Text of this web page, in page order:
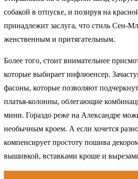
собакой в отпуске, и позируя на
принадлежит заслуга, что стиль Сен-
женственным и притягательным.
Более того, стоит внимательнее
которые выбирает инфлюенсер.
фасоны, которые позволяют
платья-колонны, облегающие
мини. Гораздо реже на Александре
необычным кроем. А если хочется
компенсирует простоту пошива
вышивкой, вставками кроше и